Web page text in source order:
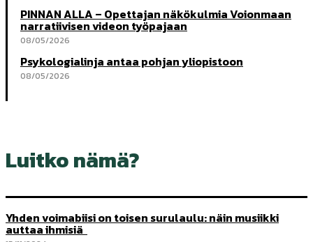
PINNAN ALLA – Opettajan näkökulmia Voionmaan
narratiivisen videon työpajaan
08/05/2026
Psykologialinja antaa pohjan yliopistoon
08/05/2026
Luitko nämä?
Yhden voimabiisi on toisen surulaulu: näin musiikki
auttaa ihmisiä